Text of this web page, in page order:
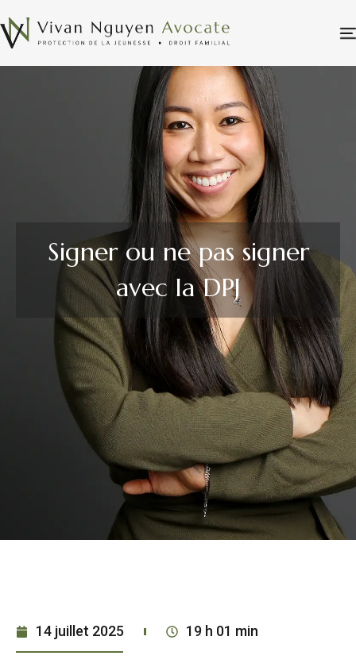
Signer ou ne pas signer
avec la DPJ
14 juillet 2025 19 h 01 min